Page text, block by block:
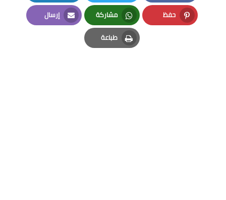
Facebook
Twitter
LinkedIn
حفظ
Pinterest
مشاركة
Whatsapp
إرسال
Email
طباعة
Print